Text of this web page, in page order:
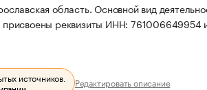
область. Основной вид
присвоены реквизиты ИНН:
источников.
Редактировать описание